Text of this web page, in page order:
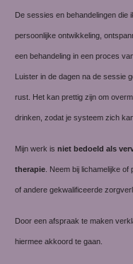
De sessies en behandelingen die
persoonlijke ontwikkeling,
een behandeling in een proces
Luister in de dagen na de sessie
rust. Het kan prettig zijn om
drinken, zodat je systeem zich
Mijn werk is niet bedoeld als
therapie . Neem bij lichamelijke
of andere gekwalificeerde
Door een afspraak te maken
hiermee akkoord te gaan.